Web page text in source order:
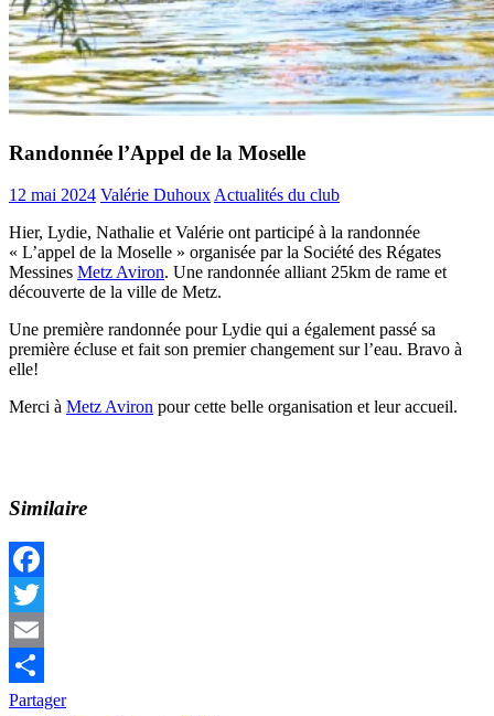
Randonnée l’Appel de la Moselle
12 mai 2024 Valérie DuhouxActualités du club
Hier, Lydie, Nathalie et Valérie ont participé à la randonnée
« L’appel de la Moselle » organisée par la Société des Régates
Messines Metz Aviron. Une randonnée alliant 25km de rame et
découverte de la ville de Metz.
Une première randonnée pour Lydie qui a également passé sa
première écluse et fait son premier changement sur l’eau. Bravo à
elle!
Merci à Metz Aviron pour cette belle organisation et leur accueil.
Similaire
Facebook
Twitter
Email
Partager